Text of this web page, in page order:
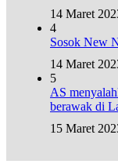
14 Maret
4
Sosok New
14 Maret
5
AS
berawak di
15 Maret